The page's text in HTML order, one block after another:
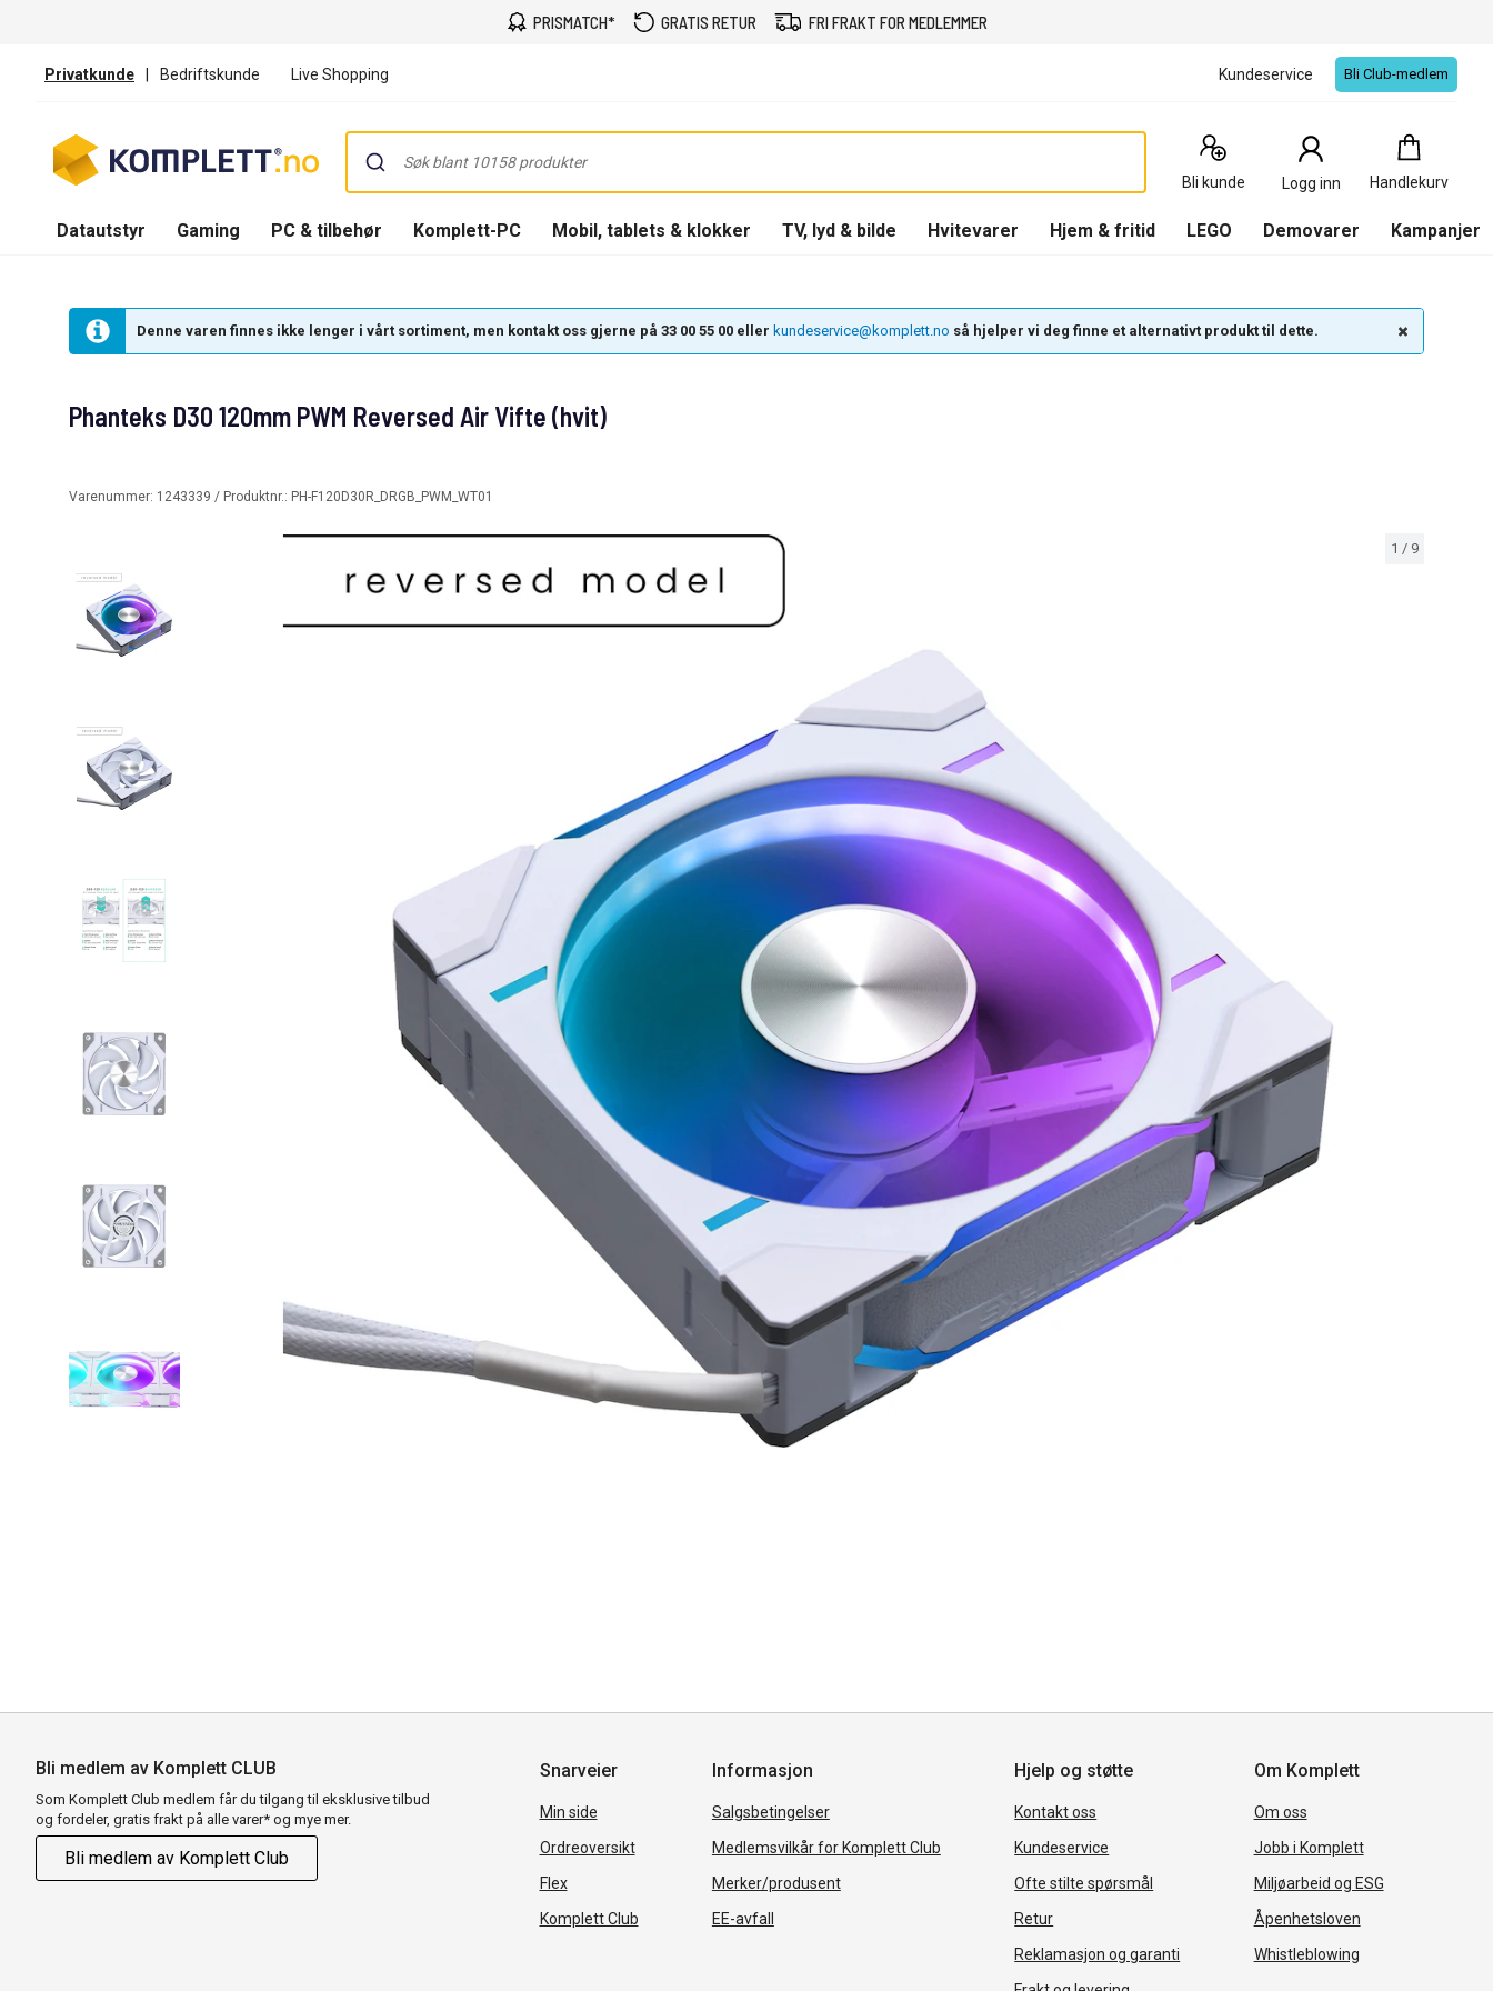
PRISMATCH* GRATIS RETUR FRI FRAKT FOR MEDLEMMER
Privatkunde | Bedriftskunde Live Shopping Kundeservice Bli Club-medlem
Bli kunde Logg inn Handlekurv
Handlekurv
0
Produkter
Datautstyr Gaming PC & tilbehør Komplett-PC Mobil, tablets & klokker TV, lyd & bilde Hvitevarer Hjem & fritid LEGO Demovarer Kampanjer
Denne varen finnes ikke lenger i vårt sortiment, men kontakt oss gjerne på 33 00 55 00 eller kundeservice@komplett.no så hjelper vi deg finne et alternativt produkt til dette.
1 / 9
Phanteks D30 120mm PWM Reversed Air Vifte (hvit)
Varenummer: 1243339 / Produktnr.: PH-F120D30R_DRGB_PWM_WT01
Bli medlem av Komplett CLUB
Som Komplett Club medlem får du tilgang til eksklusive tilbud
og fordeler, gratis frakt på alle varer* og mye mer.
Bli medlem av Komplett Club
Snarveier
Min side
Ordreoversikt
Flex
Komplett Club
Informasjon
Salgsbetingelser
Medlemsvilkår for Komplett Club
Merker/produsent
EE-avfall
Hjelp og støtte
Kontakt oss
Kundeservice
Ofte stilte spørsmål
Retur
Reklamasjon og garanti
Om Komplett
Om oss
Jobb i Komplett
Miljøarbeid og ESG
Åpenhetsloven
Whistleblowing